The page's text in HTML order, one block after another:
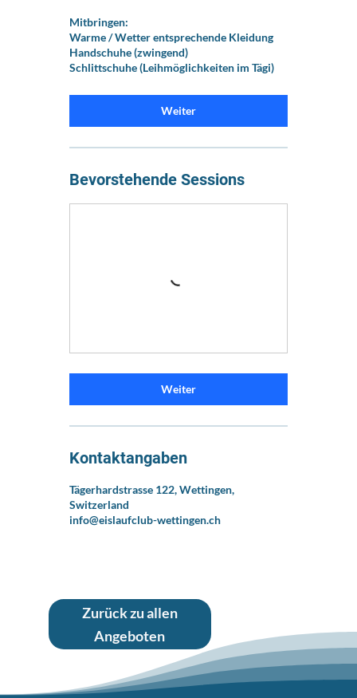
Mitbringen:
Warme / Wetter entsprechende Kleidung
Handschuhe (zwingend)
Schlittschuhe (Leihmöglichkeiten im Tägi)
Weiter
Bevorstehende Sessions
Weiter
Kontaktangaben
Tägerhardstrasse 122, Wettingen,
Switzerland
info@eislaufclub-wettingen.ch
Zurück zu allen
Angeboten